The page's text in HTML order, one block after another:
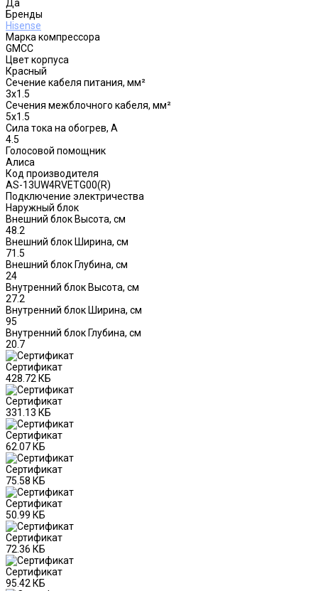
Да
Бренды
Hisense
Марка компрессора
GMCC
Цвет корпуса
Красный
Сечение кабеля питания, мм²
3x1.5
Сечения межблочного кабеля, мм²
5x1.5
Сила тока на обогрев, А
4.5
Голосовой помощник
Алиса
Код производителя
AS-13UW4RVETG00(R)
Подключение электричества
Наружный блок
Внешний блок Высота, см
48.2
Внешний блок Ширина, см
71.5
Внешний блок Глубина, см
24
Внутренний блок Высота, см
27.2
Внутренний блок Ширина, см
95
Внутренний блок Глубина, см
20.7
Сертификат
428.72 КБ
Сертификат
331.13 КБ
Сертификат
62.07 КБ
Сертификат
75.58 КБ
Сертификат
50.99 КБ
Сертификат
72.36 КБ
Сертификат
95.42 КБ